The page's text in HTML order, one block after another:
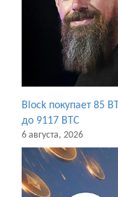
Block покупает 85
до 9117 BTC
6 августа, 2026